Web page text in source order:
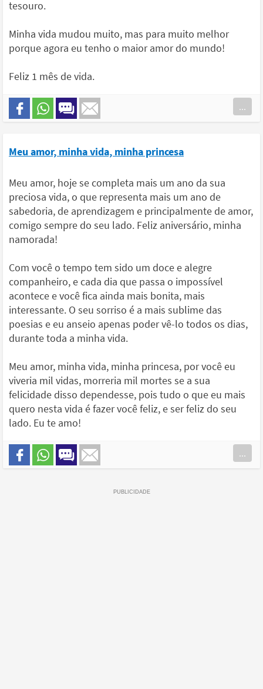
tesouro.
Minha vida mudou muito, mas para muito melhor
porque agora eu tenho o maior amor do mundo!
Feliz 1 mês de vida.
...
Meu amor, minha vida, minha princesa
Meu amor, hoje se completa mais um ano da sua
preciosa vida, o que representa mais um ano de
sabedoria, de aprendizagem e principalmente de amor,
comigo sempre do seu lado. Feliz aniversário, minha
namorada!
Com você o tempo tem sido um doce e alegre
companheiro, e cada dia que passa o impossível
acontece e você fica ainda mais bonita, mais
interessante. O seu sorriso é a mais sublime das
poesias e eu anseio apenas poder vê-lo todos os dias,
durante toda a minha vida.
Meu amor, minha vida, minha princesa, por você eu
viveria mil vidas, morreria mil mortes se a sua
felicidade disso dependesse, pois tudo o que eu mais
quero nesta vida é fazer você feliz, e ser feliz do seu
lado. Eu te amo!
...